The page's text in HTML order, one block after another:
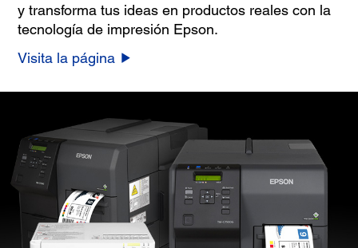
y transforma tus ideas en productos reales con la
tecnología de impresión Epson.
Visita la página